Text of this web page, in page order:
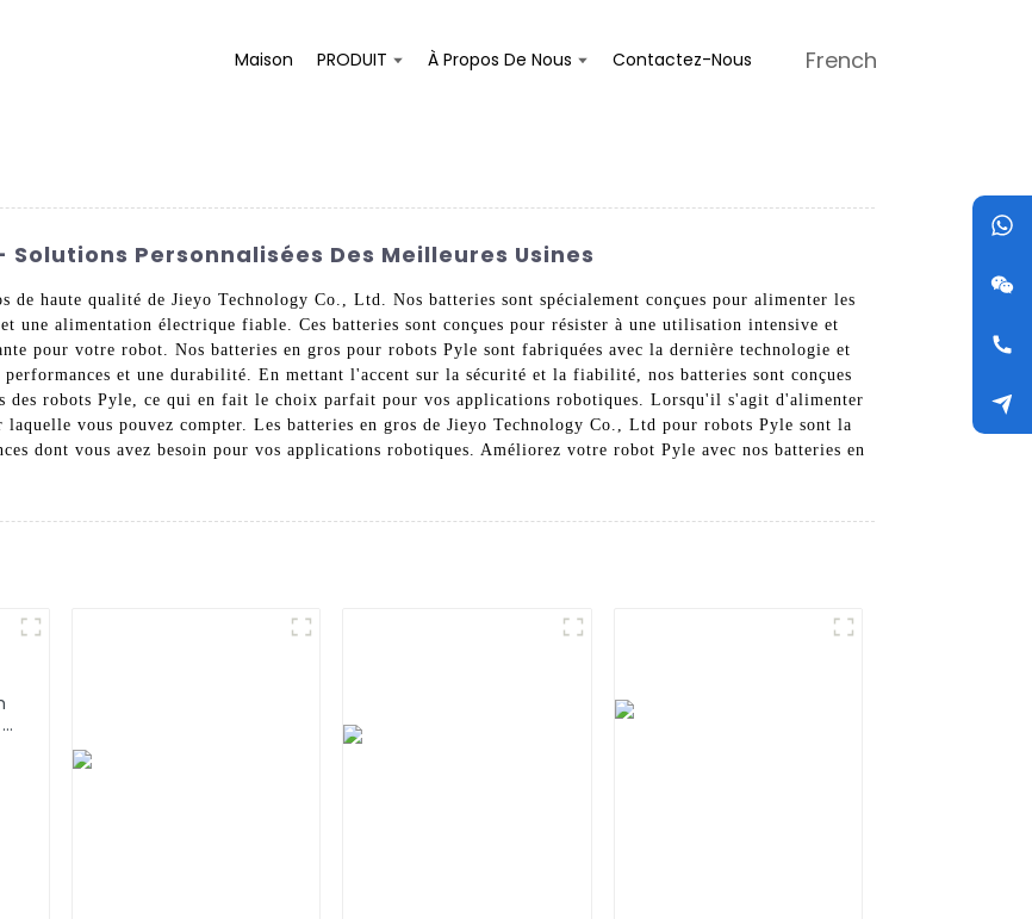
Maison PRODUIT À Propos De Nous Contactez-Nous French
Personnalisées Des Meilleures Usines
de haute qualité de Jieyo Technology Co., Ltd. Nos batteries sont spécialement conçues pour alimenter les
une alimentation électrique fiable. Ces batteries sont conçues pour résister à une utilisation intensive et
pour votre robot. Nos batteries en gros pour robots Pyle sont fabriquées avec la dernière technologie et
et une durabilité. En mettant l'accent sur la sécurité et la fiabilité, nos batteries sont conçues
des robots Pyle, ce qui en fait le choix parfait pour vos applications robotiques. Lorsqu'il s'agit d'alimenter
vous pouvez compter. Les batteries en gros de Jieyo Technology Co., Ltd pour robots Pyle sont la
dont vous avez besoin pour vos applications robotiques. Améliorez votre robot Pyle avec nos batteries en